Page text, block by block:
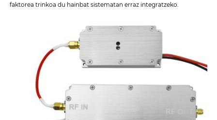
faktorea trinkoa du hainbat sistematan erraz integratzeko.